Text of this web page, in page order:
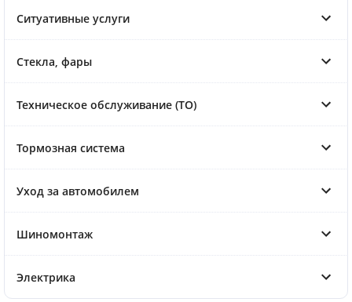
Ситуативные услуги
Стекла, фары
Техническое обслуживание (ТО)
Тормозная система
Уход за автомобилем
Шиномонтаж
Электрика